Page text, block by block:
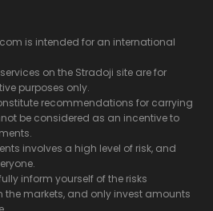
is intended for an international
on the Stradoji site are for
purposes only.
recommendations for carrying
be considered as an incentive to
involves a high level of risk, and
inform yourself of the risks
markets, and only invest amounts